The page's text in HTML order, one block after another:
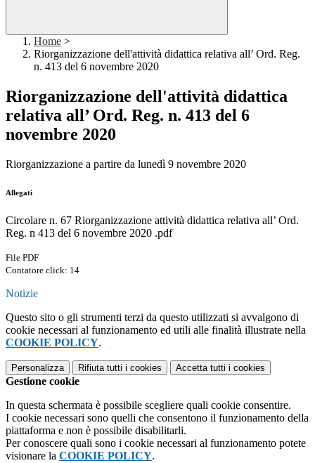
Home >
Riorganizzazione dell'attività didattica relativa all’ Ord. Reg.
n. 413 del 6 novembre 2020
Riorganizzazione dell'attività didattica
relativa all’ Ord. Reg. n. 413 del 6
novembre 2020
Riorganizzazione a partire da lunedì 9 novembre 2020
Allegati
Circolare n. 67 Riorganizzazione attività didattica relativa all’ Ord.
Reg. n 413 del 6 novembre 2020 .pdf
File PDF
Contatore click: 14
Notizie
Questo sito o gli strumenti terzi da questo utilizzati si avvalgono di
cookie necessari al funzionamento ed utili alle finalità illustrate nella
COOKIE POLICY.
Personalizza Rifiuta tutti i cookies Accetta tutti i cookies
Gestione cookie
In questa schermata è possibile scegliere quali cookie consentire.
I cookie necessari sono quelli che consentono il funzionamento della
piattaforma e non è possibile disabilitarli.
Per conoscere quali sono i cookie necessari al funzionamento potete
visionare la COOKIE POLICY.